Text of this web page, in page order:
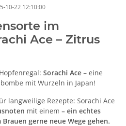
10-22 12:10:00
im
Ace – Zitrus
Sorachi Ace – eine
mit Wurzeln in Japan!
langweilige Rezepte: Sorachi Ace
mit einem – ein echtes
gerne neue Wege gehen.